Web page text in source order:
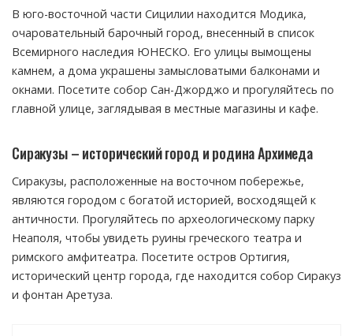
В юго-восточной части Сицилии находится Модика,
очаровательный барочный город, внесенный в список
Всемирного наследия ЮНЕСКО. Его улицы вымощены
камнем, а дома украшены замысловатыми балконами и
окнами. Посетите собор Сан-Джорджо и прогуляйтесь по
главной улице, заглядывая в местные магазины и кафе.
Сиракузы – исторический город и родина Архимеда
Сиракузы, расположенные на восточном побережье,
являются городом с богатой историей, восходящей к
античности. Прогуляйтесь по археологическому парку
Неаполя, чтобы увидеть руины греческого театра и
римского амфитеатра. Посетите остров Ортигия,
исторический центр города, где находится собор Сиракуз
и фонтан Аретуза.